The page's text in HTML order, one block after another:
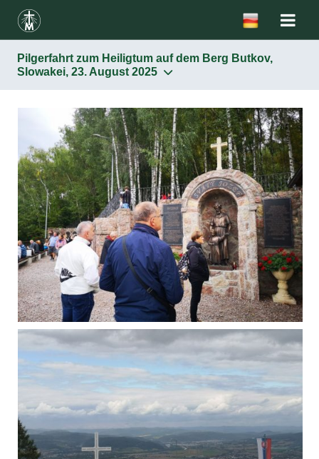
Pilgerfahrt zum Heiligtum auf dem Berg Butkov,
Slowakei, 23. August 2025